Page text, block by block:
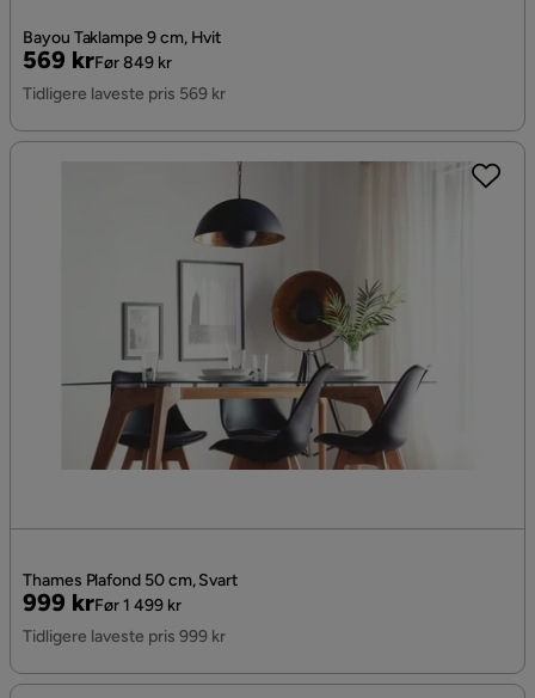
Bayou Taklampe 9 cm, Hvit
Pris
569 kr
Original
Pris
Før 849 kr
Tidligere laveste pris 569 kr
Thames Plafond 50 cm, Svart
Pris
999 kr
Original
Pris
Før 1 499 kr
Tidligere laveste pris 999 kr